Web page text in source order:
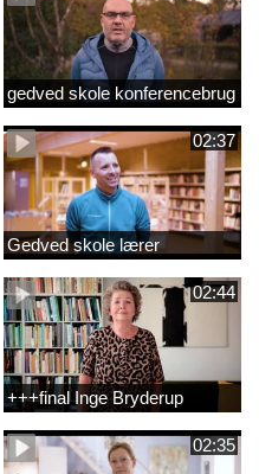
gedved skole konferencebrug
02:37
Gedved skole lærer
02:44
+++final Inge Bryderup
02:35